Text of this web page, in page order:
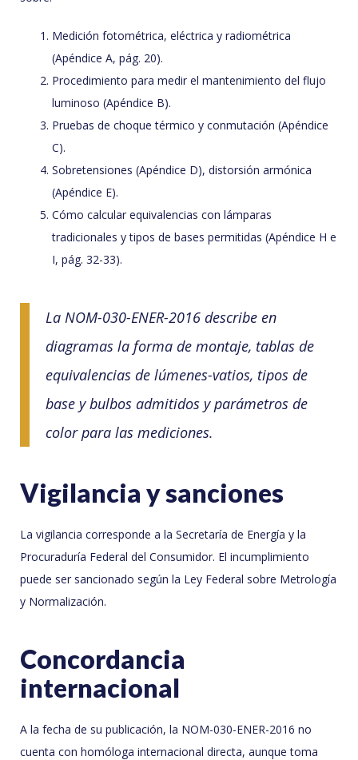
Medición fotométrica, eléctrica y radiométrica
(Apéndice A, pág. 20).
Procedimiento para medir el mantenimiento del flujo
luminoso (Apéndice B).
Pruebas de choque térmico y conmutación (Apéndice
C).
Sobretensiones (Apéndice D), distorsión armónica
(Apéndice E).
Cómo calcular equivalencias con lámparas
tradicionales y tipos de bases permitidas (Apéndice H e
I, pág. 32-33).
La NOM-030-ENER-2016 describe en
diagramas la forma de montaje, tablas de
equivalencias de lúmenes-vatios, tipos de
base y bulbos admitidos y parámetros de
color para las mediciones.
Vigilancia y sanciones
La vigilancia corresponde a la Secretaría de Energía y la
Procuraduría Federal del Consumidor. El incumplimiento
puede ser sancionado según la Ley Federal sobre Metrología
y Normalización.
Concordancia
internacional
A la fecha de su publicación, la NOM-030-ENER-2016 no
cuenta con homóloga internacional directa, aunque toma